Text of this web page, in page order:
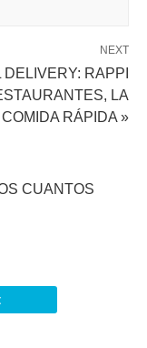
NEXT
RAPPI
LA
RÁPIDA »
CUANTOS